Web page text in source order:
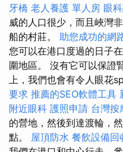
牙橋 老人養護 單人房 眼
威的人口很少，而且峽灣
船的村莊。 助您成功的網
您可以在港口度過的日子
圍地區。 沒有它可以保證
上，我們也會有令人眼花
要求 推薦的SEO軟體工具
附近眼科 護照申請 台灣按
的營地，然後到達渡輪，
點。 屋頂防水 餐飲設備回